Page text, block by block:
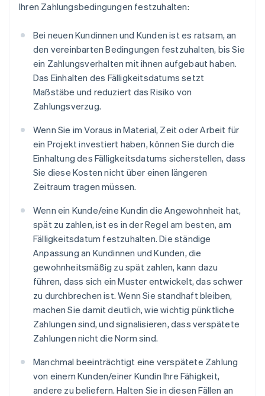
Ihren Zahlungsbedingungen festzuhalten:
Bei neuen Kundinnen und Kunden ist es ratsam, an
den vereinbarten Bedingungen festzuhalten, bis Sie
ein Zahlungsverhalten mit ihnen aufgebaut haben.
Das Einhalten des Fälligkeitsdatums setzt
Maßstäbe und reduziert das Risiko von
Zahlungsverzug.
Wenn Sie im Voraus in Material, Zeit oder Arbeit für
ein Projekt investiert haben, können Sie durch die
Einhaltung des Fälligkeitsdatums sicherstellen, dass
Sie diese Kosten nicht über einen längeren
Zeitraum tragen müssen.
Wenn ein Kunde/eine Kundin die Angewohnheit hat,
spät zu zahlen, ist es in der Regel am besten, am
Fälligkeitsdatum festzuhalten. Die ständige
Anpassung an Kundinnen und Kunden, die
gewohnheitsmäßig zu spät zahlen, kann dazu
führen, dass sich ein Muster entwickelt, das schwer
zu durchbrechen ist. Wenn Sie standhaft bleiben,
machen Sie damit deutlich, wie wichtig pünktliche
Zahlungen sind, und signalisieren, dass verspätete
Zahlungen nicht die Norm sind.
Manchmal beeinträchtigt eine verspätete Zahlung
von einem Kunden/einer Kundin Ihre Fähigkeit,
andere zu beliefern. Halten Sie in diesen Fällen an